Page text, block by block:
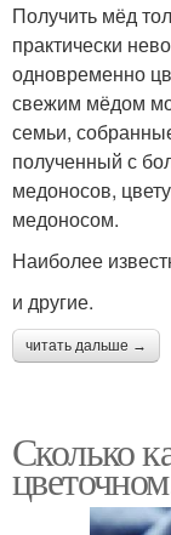
Получить мёд
практически
одновременно
свежим мёдом
семьи,
полученный с
медоносов,
медоносом.
Наиболее
и другие.
читать дальше →
Сколько